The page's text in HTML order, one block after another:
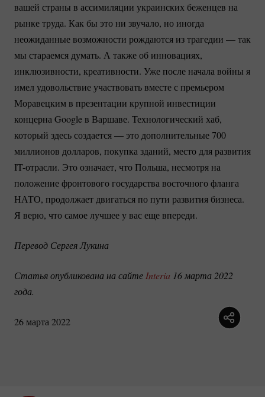
вашей страны в ассимиляции украинских беженцев на
рынке труда. Как бы это ни звучало, но иногда
неожиданные возможности рождаются из трагедии — так
мы стараемся думать. А также об инновациях,
инклюзивности, креативности. Уже после начала войны я
имел удовольствие участвовать вместе с премьером
Моравецким в презентации крупной инвестиции
концерна Google в Варшаве. Технологический хаб,
который здесь создается — это дополнительные 700
миллионов долларов, покупка зданий, место для развития
IT-отрасли. Это означает, что Польша, несмотря на
положение фронтового государства восточного фланга
НАТО, продолжает двигаться по пути развития бизнеса.
Я верю, что самое лучшее у вас еще впереди.
Перевод Сергея Лукина
Статья опубликована на сайте Interia 16 марта 2022
года.
26 марта 2022